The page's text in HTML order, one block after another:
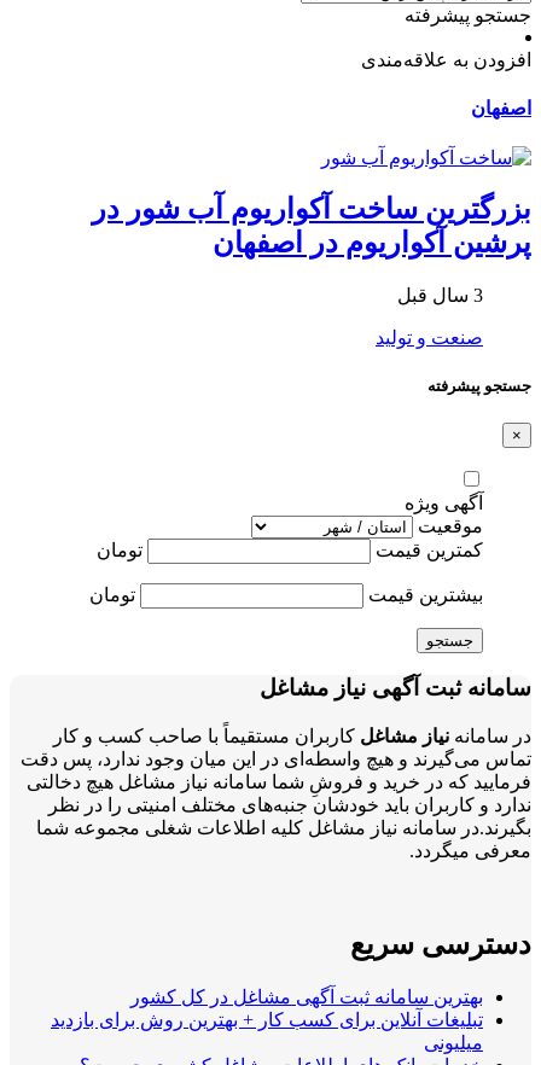
جستجو پیشرفته
افزودن به علاقه‌مندی
اصفهان
بزرگترین ساخت آکواریوم آب شور در
پرشین آکواریوم در اصفهان
3 سال قبل
صنعت و تولید
جستجو پیشرفته
×
آگهی ویژه
موقعیت
کمترین قیمت
تومان
بیشترین قیمت تومان
جستجو
سامانه ثبت آگهی نیاز مشاغل
در سامانه نیاز مشاغل کاربران مستقیماً با صاحب کسب و کار
تماس می‌گیرند و هیچ واسطه‌ای در این میان وجود ندارد، پس دقت
فرمایید که در خرید و فروشِ شما سامانه نیاز مشاغل هیچ دخالتی
ندارد و کاربران باید خودشان جنبه‌های مختلف امنیتی را در نظر
بگیرند.در سامانه نیاز مشاغل کلیه اطلاعات شغلی مجموعه شما
معرفی میگردد.
دسترسی سریع
بهترین سامانه ثبت آگهی مشاغل در کل کشور
تبلیغات آنلاین برای کسب کار + بهترین روش برای بازدید
میلیونی